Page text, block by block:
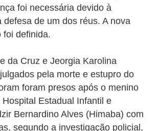
foi necessária devido à
defesa de um dos réus. A nova
foi definida.
da Cruz e Jeorgia Karolina
pela morte e estupro do
foram presos após o menino
Estadual Infantil e
Bernardino Alves (Himaba) com
segundo a investigação policial,